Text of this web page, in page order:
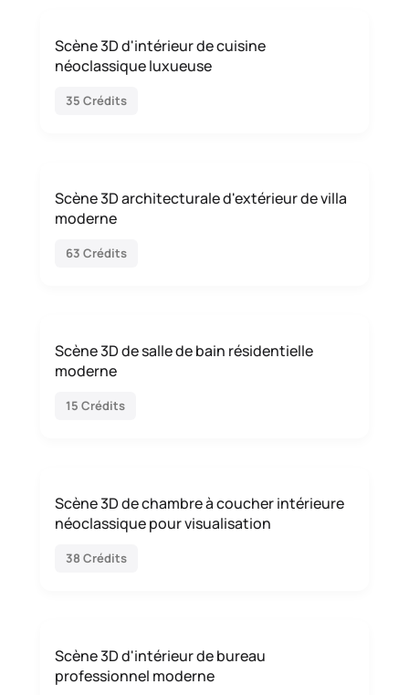
Scène 3D d'intérieur de cuisine
néoclassique luxueuse
35 Crédits
Scène 3D architecturale d'extérieur de villa
moderne
63 Crédits
Scène 3D de salle de bain résidentielle
moderne
15 Crédits
Scène 3D de chambre à coucher intérieure
néoclassique pour visualisation
38 Crédits
Scène 3D d'intérieur de bureau
professionnel moderne